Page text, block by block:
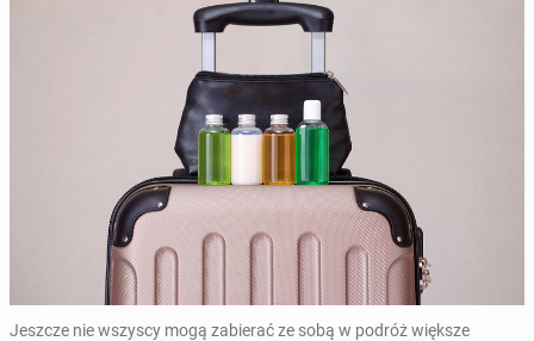
Jeszcze nie wszyscy mogą zabierać ze sobą w podróż większe